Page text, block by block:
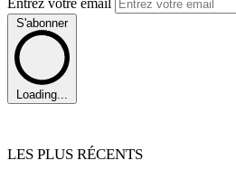
S'abonner
Loading...
LES PLUS RÉCENTS